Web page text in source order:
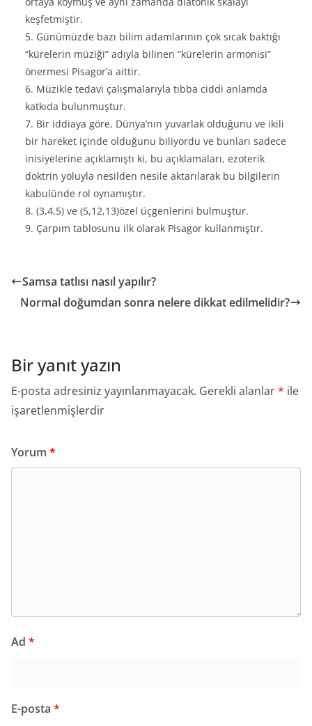
keşfetmiştir.
5. Günümüzde bazı bilim adamlarının çok sıcak baktığı
“kürelerin müziği” adıyla bilinen “kürelerin armonisi”
önermesi Pisagor’a aittir.
6. Müzikle tedavi çalışmalarıyla tıbba ciddi anlamda
katkıda bulunmuştur.
7. Bir iddiaya göre, Dünya’nın yuvarlak olduğunu ve ikili
bir hareket içinde olduğunu biliyordu ve bunları sadece
inisiyelerine açıklamıştı ki, bu açıklamaları, ezoterik
doktrin yoluyla nesilden nesile aktarılarak bu bilgilerin
kabulünde rol oynamıştır.
8. (3,4,5) ve (5,12,13)özel üçgenlerini bulmuştur.
9. Çarpım tablosunu ilk olarak Pisagor kullanmıştır.
Samsa tatlısı nasıl yapılır?
Normal doğumdan sonra nelere dikkat edilmelidir?
Bir yanıt yazın
E-posta adresiniz yayınlanmayacak. Gerekli alanlar* ile
işaretlenmişlerdir
Yorum *
Ad *
E-posta *